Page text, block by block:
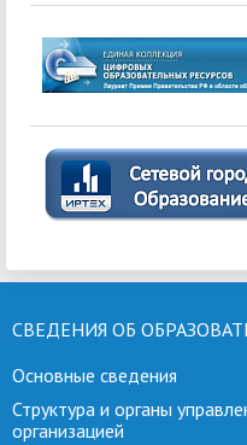
СВЕДЕНИЯ ОБ
Основные сведения
Структура и органы
организацией